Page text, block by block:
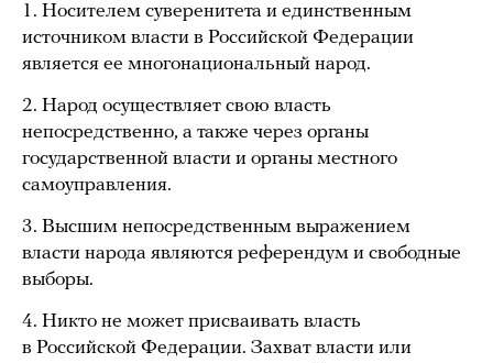
1. Носителем суверенитета и единственным
источником власти в Российской Федерации
является ее многонациональный народ.
2. Народ осуществляет свою власть
непосредственно, а также через органы
государственной власти и органы местного
самоуправления.
3. Высшим непосредственным выражением
власти народа являются референдум и свободные
выборы.
4. Никто не может присваивать власть
в Российской Федерации. Захват власти или